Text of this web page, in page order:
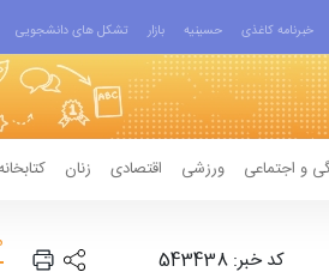
خبرنامه کاغذی حسینیه بازار تشکل های دانشجویی
و اجتماعی ورزشی اقتصادی زنان
کد خبر: 543438